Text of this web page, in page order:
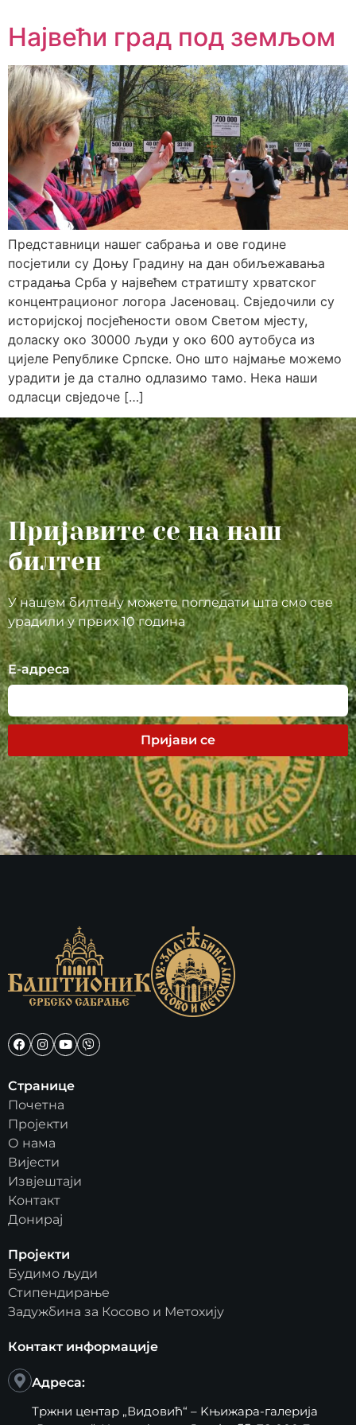
Највећи град под земљом
Представници нашег сабрања и ове године
посјетили су Доњу Градину на дан обиљежавања
страдања Срба у највећем стратишту хрватског
концентрационог логора Јасеновац. Свједочили су
историјској посјећености овом Светом мјесту,
доласку око 30000 људи у око 600 аутобуса из
цијеле Републике Српске. Оно што најмање можемо
урадити је да стално одлазимо тамо. Нека наши
одласци свједоче […]
Пријавите се на наш
билтен
У нашем билтену можете погледати шта смо све
урадили у првих 10 година
Е-адреса
Пријави се
Странице
Почетна
Пројекти
О нама
Вијести
Извјештаји
Контакт
Донирај
Пројекти
Будимо људи
Стипендирање
Задужбина за Косово и Метохију
Контакт информације
Адреса:
Тржни центар „Видовић“ – Kњижара-галерија